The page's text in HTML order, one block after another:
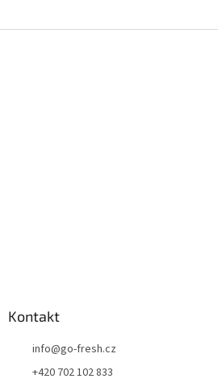
Kontakt
info@go-fresh.cz
+420 702 102 833